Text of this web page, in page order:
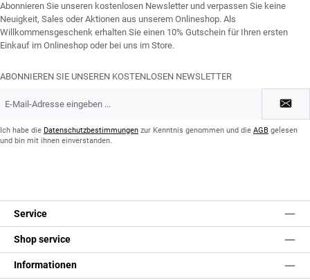
Abonnieren Sie unseren kostenlosen Newsletter und verpassen Sie keine
Neuigkeit, Sales oder Aktionen aus unserem Onlineshop. Als
Willkommensgeschenk erhalten Sie einen 10% Gutschein für Ihren ersten
Einkauf im Onlineshop oder bei uns im Store.
ABONNIEREN SIE UNSEREN KOSTENLOSEN NEWSLETTER
Mail-
*Ich habe die Datenschutzbestimmungen zur Kenntnis genommen und die AGB gelesen
und bin mit ihnen einverstanden.
Service
Shop service
Informationen